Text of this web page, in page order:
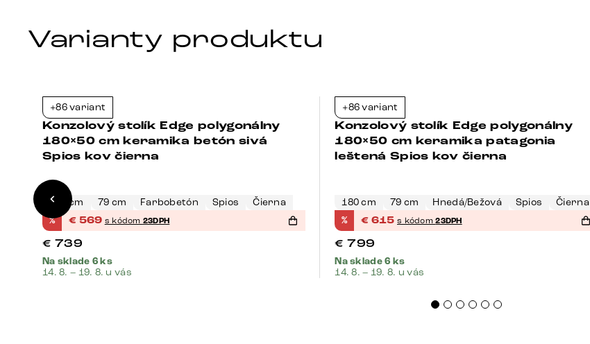
Varianty produktu
+86 variant
Konzolový stolík Edge polygonálny
180×50 cm keramika betón sivá
Spios kov čierna
180 cm 79 cm Farbobetón Spios Čierna
% € 569 s kódom 23DPH
€ 739
Na sklade 6 ks
14. 8. – 19. 8. u vás
+86 variant
Konzolový stolík Edge polygonálny
180×50 cm keramika patagonia
leštená Spios kov čierna
180 cm 79 cm Hnedá/Bežová Spios Čierna
% € 615 s kódom23DPH
€ 799
Na sklade 6 ks
14. 8. – 19. 8. u vás